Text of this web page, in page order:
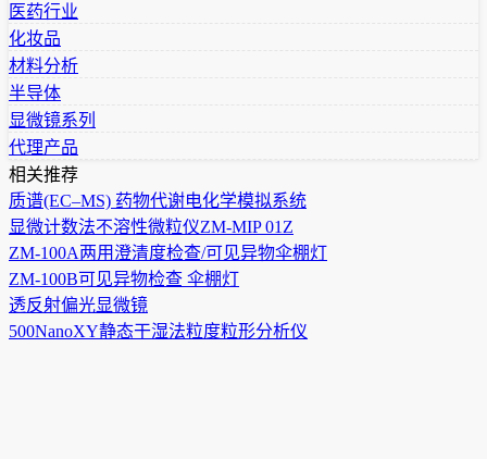
医药行业
化妆品
材料分析
半导体
显微镜系列
代理产品
相关推荐
质谱(EC–MS) 药物代谢电化学模拟系统
显微计数法不溶性微粒仪ZM-MIP 01Z
ZM-100A两用澄清度检查/可见异物伞棚灯
ZM-100B可见异物检查 伞棚灯
透反射偏光显微镜
500NanoXY静态干湿法粒度粒形分析仪